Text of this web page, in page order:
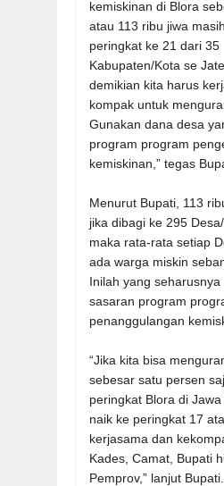
kemiskinan di Blora
atau 113 ribu jiwa
peringkat ke 21 dari 35
Kabupaten/Kota se
demikian kita harus
kompak untuk
Gunakan dana desa
program program
kemiskinan,” tegas
Menurut Bupati, 113
jika dibagi ke 295
maka rata-rata setiap
ada warga miskin
Inilah yang seharusnya
sasaran program
penanggulangan
“Jika kita bisa
sebesar satu persen
peringkat Blora di
naik ke peringkat 17
kerjasama dan
Kades, Camat, Bupati
Pemprov,” lanjut Bupati.